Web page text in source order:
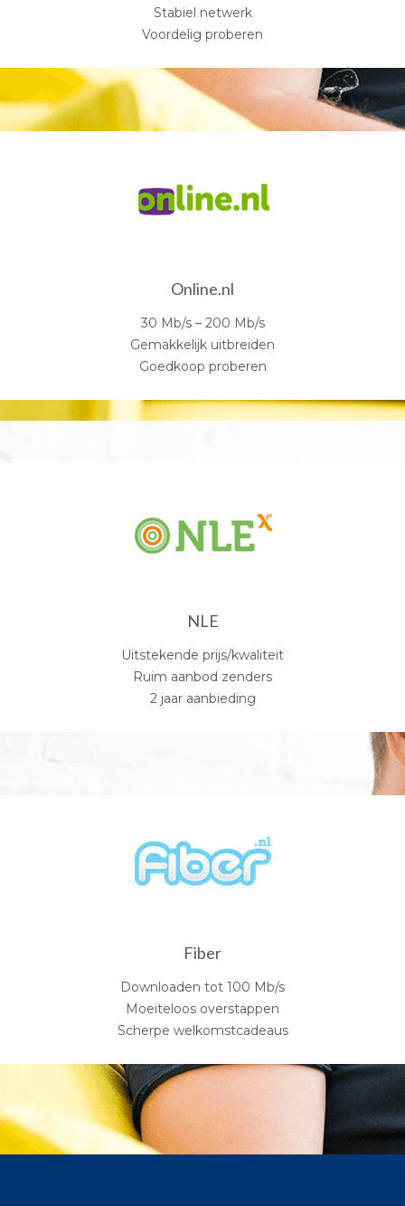
Stabiel netwerk
Voordelig proberen
Online.nl
30 Mb/s – 200 Mb/s
Gemakkelijk uitbreiden
Goedkoop proberen
NLE
Uitstekende prijs/kwaliteit
Ruim aanbod zenders
2 jaar aanbieding
Fiber
Downloaden tot 100 Mb/s
Moeiteloos overstappen
Scherpe welkomstcadeaus